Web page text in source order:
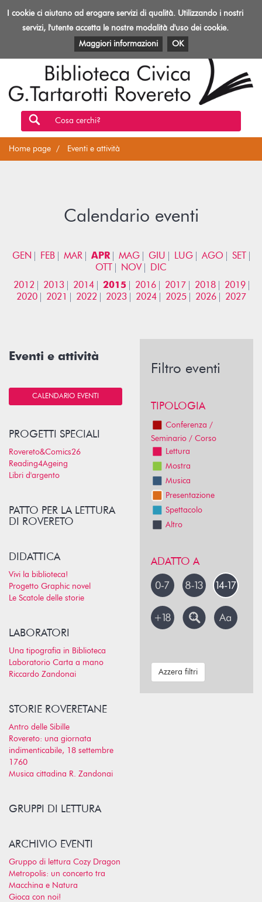
Toggle
Biblioteca
Rovereto
EVENTI E ATTIVITÀ PATRIMONIO E RISORSE
Cosa cerchi?
Home page Eventi e attività
Calendario eventi
GEN FEB MAR APR MAG GIU LUG AGO
SET
OTT
NOV
DIC
2012
2013 2014 2015 2016 2017 2018
2019
2020
2021 2022 2023 2024 2025 2026 2027
Eventi e attività
CALENDARIO EVENTI
PROGETTI SPECIALI
Rovereto&Comics26
Reading4Ageing
Libri d'argento
PATTO PER LA LETTURA
DI ROVERETO
DIDATTICA
Vivi la biblioteca!
Progetto Graphic novel
Le Scatole delle storie
LABORATORI
Una tipografia in Biblioteca
Laboratorio Carta a mano
Riccardo Zandonai
STORIE ROVERETANE
Antro delle Sibille
Rovereto: una giornata
indimenticabile, 18 settembre
1760
Musica cittadina R. Zandonai
GRUPPI DI LETTURA
ARCHIVIO EVENTI
Gruppo di lettura Cozy Dragon
Metropolis: un concerto tra
Macchina e Natura
Gioca con noi!
Filtro eventi
TIPOLOGIA
Conferenza /
Seminario / Corso
Lettura
Mostra
Musica
Presentazione
Spettacolo
Altro
ADATTO A
Azzera filtri
I cookie ci aiutano ad erogare servizi di qualità. Utilizzando i nostri
servizi, l'utente accetta le nostre modalità d'uso dei cookie.
Maggiori informazioni
OK